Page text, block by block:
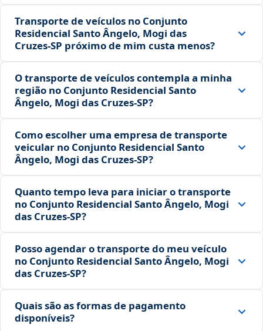
Transporte de veículos no Conjunto
Residencial Santo Ângelo, Mogi das
Cruzes‑SP próximo de mim custa menos?
O transporte de veículos contempla a minha
região no Conjunto Residencial Santo
Ângelo, Mogi das Cruzes‑SP?
Como escolher uma empresa de transporte
veicular no Conjunto Residencial Santo
Ângelo, Mogi das Cruzes‑SP?
Quanto tempo leva para iniciar o transporte
no Conjunto Residencial Santo Ângelo, Mogi
das Cruzes‑SP?
Posso agendar o transporte do meu veículo
no Conjunto Residencial Santo Ângelo, Mogi
das Cruzes‑SP?
Quais são as formas de pagamento
disponíveis?